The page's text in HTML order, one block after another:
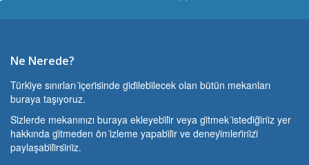
Ne Nerede?
Türki̇ye sınırları i̇çeri̇si̇nde gi̇di̇lebi̇lecek olan bütün mekanları
buraya taşıyoruz.
Si̇zlerde mekanınızı buraya ekleyebi̇li̇r veya gi̇tmek i̇stedi̇ği̇ni̇z yer
hakkında gi̇tmeden ön i̇zleme yapabi̇li̇r ve deneyi̇mleri̇ni̇zi̇
paylaşabi̇li̇rsi̇ni̇z.